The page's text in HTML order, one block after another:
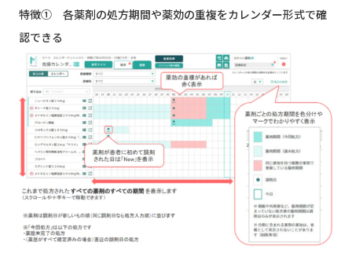
特徴① 各薬剤の処方期間や薬効の重複をカレンダー形式で確
認できる